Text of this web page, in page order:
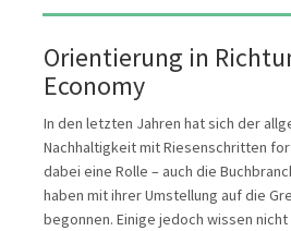
Orientierung in
Economy
In den letzten Jahren hat sich der
Nachhaltigkeit mit Riesenschritten
dabei eine Rolle – auch die
haben mit ihrer Umstellung auf die
begonnen. Einige jedoch wissen